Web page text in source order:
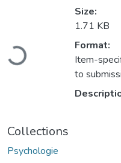
Loading...
Size:
1.71 KB
Format:
Item-
to
Collections
Psychologie